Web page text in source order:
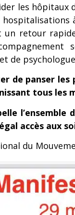
les hôpitaux
un retour
de
de panser
tous les
accès aux
du